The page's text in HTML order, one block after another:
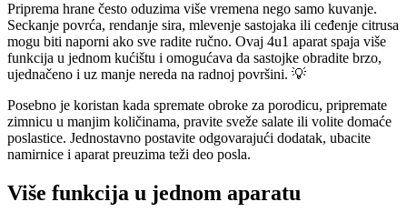
Priprema hrane često oduzima više vremena nego samo kuvanje.
Seckanje povrća, rendanje sira, mlevenje sastojaka ili ceđenje citrusa
mogu biti naporni ako sve radite ručno. Ovaj 4u1 aparat spaja više
funkcija u jednom kućištu i omogućava da sastojke obradite brzo,
ujednačeno i uz manje nereda na radnoj površini. 💡
Posebno je koristan kada spremate obroke za porodicu, pripremate
zimnicu u manjim količinama, pravite sveže salate ili volite domaće
poslastice. Jednostavno postavite odgovarajući dodatak, ubacite
namirnice i aparat preuzima teži deo posla.
Više funkcija u jednom aparatu